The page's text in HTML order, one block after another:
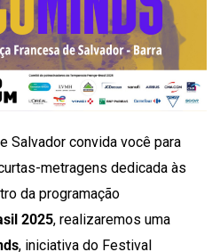
Salvador convida você para
metragens dedicada às
da programação
2025, realizaremos uma
, iniciativa do Festival